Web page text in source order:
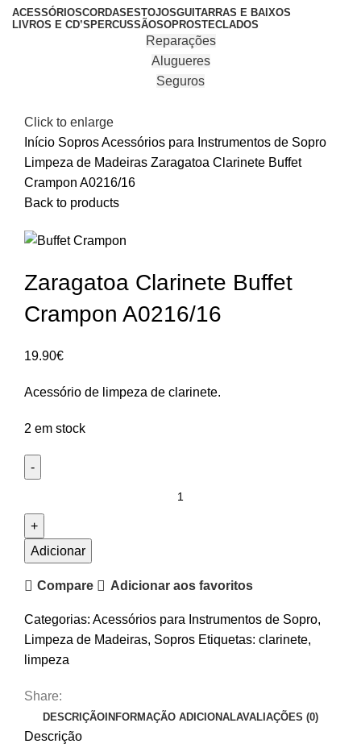
ACESSÓRIOSCORDAS ESTOJOSGUITARRAS E BAIXOS
LIVROS E CD’S PERCUSSÃOSOPROSTECLADOS
Reparações
Alugueres
Seguros
Click to enlarge
Início SoprosAcessórios para Instrumentos de Sopro
Limpeza de Madeiras Zaragatoa Clarinete Buffet
Crampon A0216/16
Back to products
Zaragatoa Clarinete Buffet
Crampon A0216/16
19.90€
Acessório de limpeza de clarinete.
2 em stock
Zaragatoa
Clarinete
Crampon
Adicionar
Compare Adicionar aos favoritos
Categorias: Acessórios para Instrumentos de Sopro,
Limpeza de Madeiras, Sopros Etiquetas: clarinete,
limpeza
Share:
DESCRIÇÃOINFORMAÇÃO ADICIONALAVALIAÇÕES (0)
Descrição